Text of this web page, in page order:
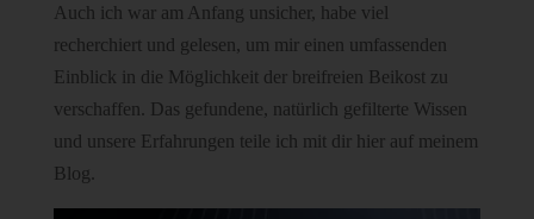
Auch ich war am Anfang unsicher, habe viel
recherchiert und gelesen, um mir einen umfassenden
Einblick in die Möglichkeit der breifreien Beikost zu
verschaffen. Das gefundene, natürlich gefilterte Wissen
und unsere Erfahrungen teile ich mit dir hier auf meinem
Blog.